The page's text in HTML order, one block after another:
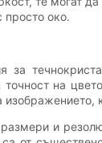
просто око.
за
на
и